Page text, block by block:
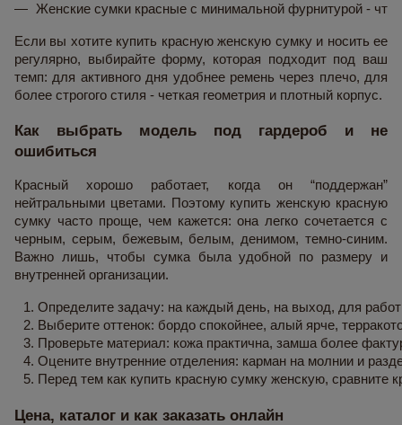
Женские сумки красные с минимальной фурнитурой -
Если вы хотите купить красную женскую сумку и носить ее
регулярно, выбирайте форму, которая подходит под ваш
темп: для активного дня удобнее ремень через плечо, для
более строгого стиля - четкая геометрия и плотный корпус.
Как выбрать модель под гардероб и не
ошибиться
Красный хорошо работает, когда он “поддержан”
нейтральными цветами. Поэтому купить женскую красную
сумку часто проще, чем кажется: она легко сочетается с
черным, серым, бежевым, белым, денимом, темно-синим.
Важно лишь, чтобы сумка была удобной по размеру и
внутренней организации.
Определите задачу: на каждый день, на выход, для
Выберите оттенок: бордо спокойнее, алый ярче,
Проверьте материал: кожа практична, замша более
Оцените внутренние отделения: карман на молнии и
Перед тем как купить красную сумку женскую, сравните
Цена, каталог и как заказать онлайн